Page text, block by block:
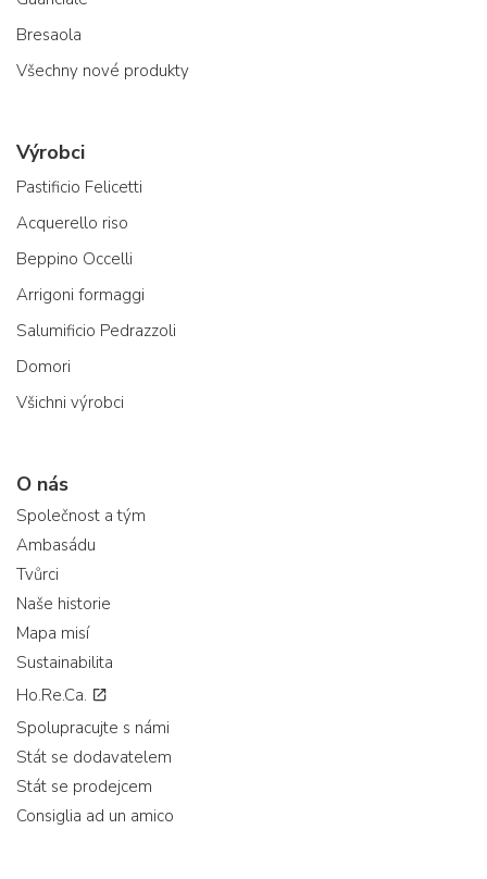
Bresaola
Všechny nové produkty
Výrobci
Pastificio Felicetti
Acquerello riso
Beppino Occelli
Arrigoni formaggi
Salumificio Pedrazzoli
Domori
Všichni výrobci
O nás
Společnost a tým
Ambasádu
Tvůrci
Naše historie
Mapa misí
Sustainabilita
Ho.Re.Ca.
Spolupracujte s námi
Stát se dodavatelem
Stát se prodejcem
Consiglia ad un amico